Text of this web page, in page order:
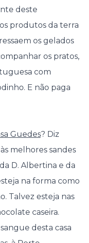
deste
produtos da terra
os gelados
os pratos,
com
E não paga
Guedes? Diz
melhores sandes
D. Albertina e da
na forma como
Talvez esteja nas
caseira.
desta casa